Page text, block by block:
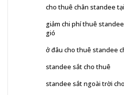
cho thuê chân standee
giảm chi phí thuê
gió
ở đâu cho thuê standee
standee sắt cho thuê
standee sắt ngoài trời